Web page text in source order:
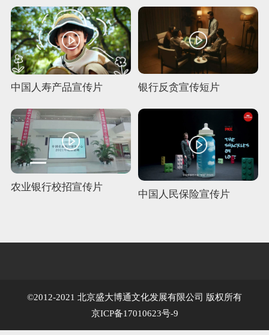
中国人寿产品宣传片 银行反贪宣传短片
农业银行校招宣传片
中国人民保险宣传片
©2012-2021 北京盛大博通文化发展有限公司 版权所有
京ICP备17010623号-9